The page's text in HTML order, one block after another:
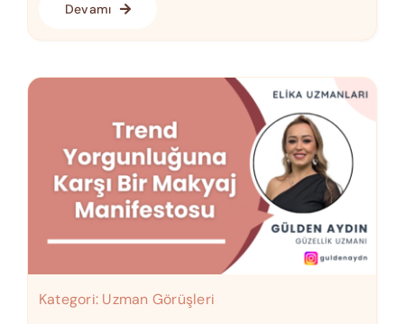
Devamı
Kategori: Uzman Görüşleri